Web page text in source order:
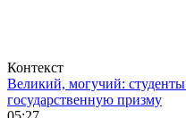
Контекст
Великий, могучий: студенты
государственную призму